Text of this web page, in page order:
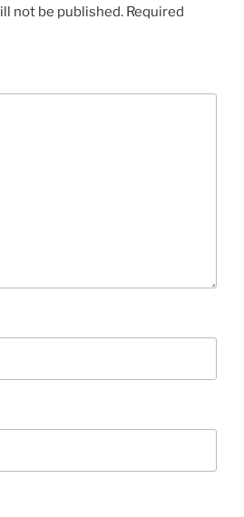
not be published. Required